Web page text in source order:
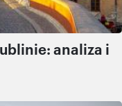
analiza i